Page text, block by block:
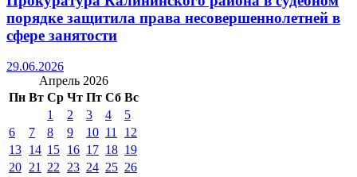
порядке защитила права несовершеннолетней в
сфере занятости
29.06.2026
Апрель 2026
Пн Вт Ср Чт Пт Сб Вс
1
2 3 4
5
6
7 8 9 10 11
12
13 14 15 16 17 18 19
20 21 22 23 24 25 26